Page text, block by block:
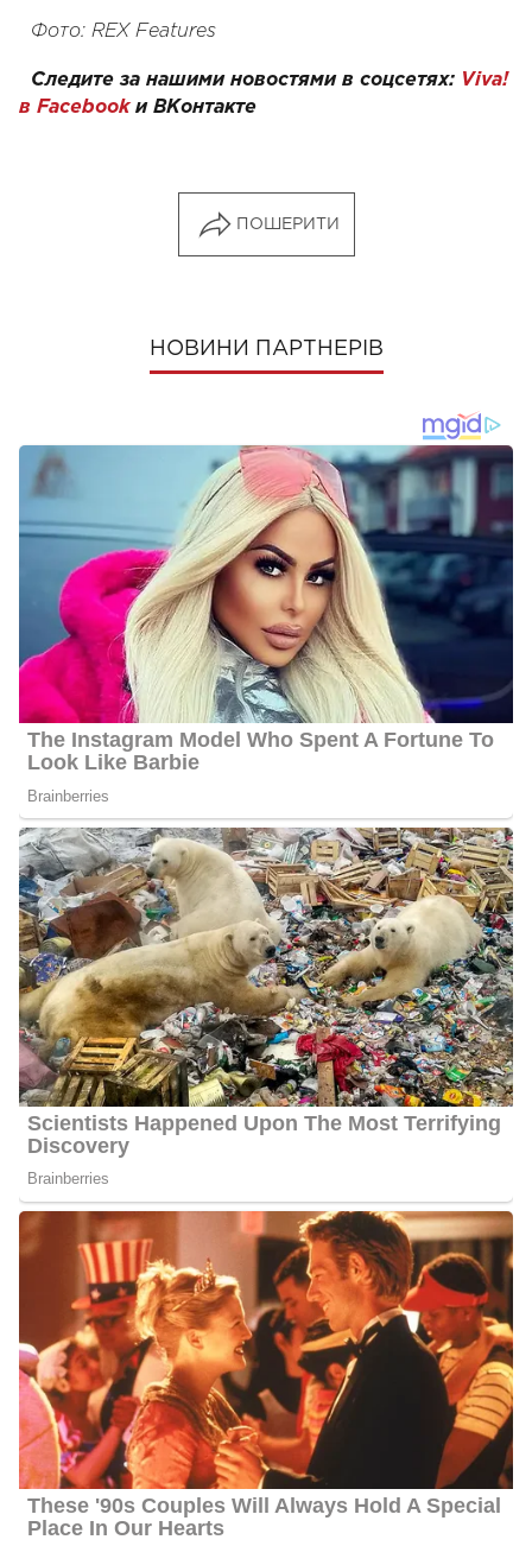
Фото: REX Features
Следите за нашими новостями в соцсетях: Viva!
в Facebookи ВКонтакте
ПОШЕРИТИ
НОВИНИ ПАРТНЕРІВ